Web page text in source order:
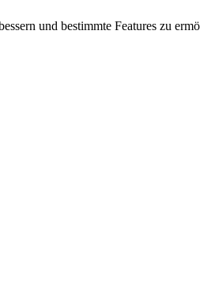
und bestimmte Features zu